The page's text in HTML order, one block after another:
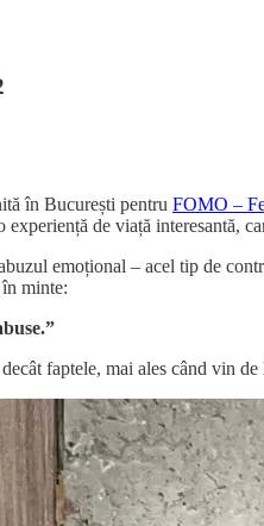
în București pentru FOMO –
de viață interesantă,
emoțional – acel tip de
minte:
faptele, mai ales când vin